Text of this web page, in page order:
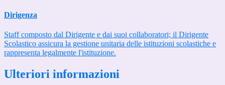
Dirigenza
Staff composto dal Dirigente e dai suoi collaboratori; il Dirigente
Scolastico assicura la gestione unitaria delle istituzioni scolastiche e
rappresenta legalmente l'istituzione.
Ulteriori informazioni